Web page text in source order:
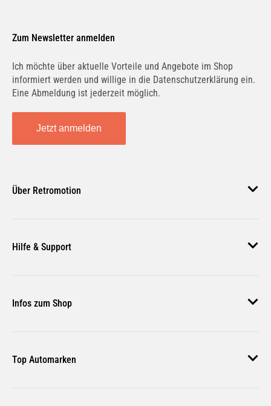
Zum Newsletter anmelden
Ich möchte über aktuelle Vorteile und Angebote im Shop
informiert werden und willige in die Datenschutzerklärung ein.
Eine Abmeldung ist jederzeit möglich.
Jetzt anmelden
Über Retromotion
Unsere Jobs
Magazin
Hilfe & Support
Zahlungsmethoden
Versand & Lieferung
Rückgabe & Erstattung
Infos zum Shop
Nutzungsbedingungen
Widerrufsbelehrung
Top Automarken